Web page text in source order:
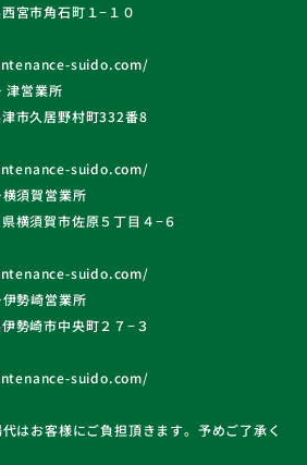
宮市角石町１−１０
suido.com/
津営業所
市久居野村町332番8
suido.com/
須賀営業所
横須賀市佐原５丁目４−６
suido.com/
勢崎営業所
勢崎市中央町２７−３
suido.com/
はお客様にご負担頂きます。予めご了承く